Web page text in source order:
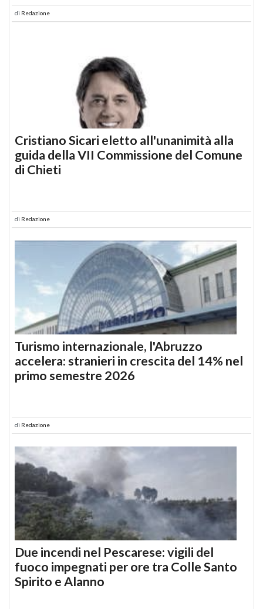
di Redazione
Cristiano Sicari eletto all'unanimità alla
guida della VII Commissione del Comune
di Chieti
di Redazione
Turismo internazionale, l'Abruzzo
accelera: stranieri in crescita del 14% nel
primo semestre 2026
di Redazione
Due incendi nel Pescarese: vigili del
fuoco impegnati per ore tra Colle Santo
Spirito e Alanno